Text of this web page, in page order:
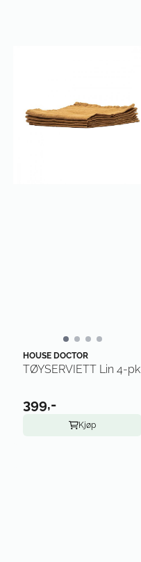
HOUSE DOCTOR
TØYSERVIETT Lin 4-pk
399,-
Kjøp